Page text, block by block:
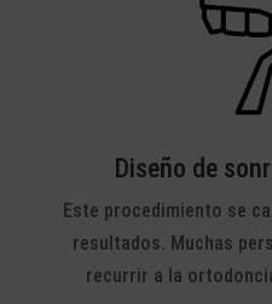
Diseño de
Este procedimiento se
resultados. Muchas
recurrir a la